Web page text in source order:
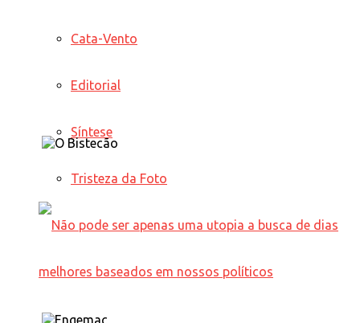
Cata-Vento
Editorial
Síntese
Tristeza da Foto